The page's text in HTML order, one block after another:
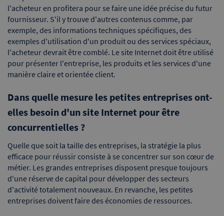
l'acheteur en profitera pour se faire une idée précise du futur
fournisseur. S'il y trouve d'autres contenus comme, par
exemple, des informations techniques spécifiques, des
exemples d'utilisation d'un produit ou des services spéciaux,
l'acheteur devrait être comblé. Le site Internet doit être utilisé
pour présenter l'entreprise, les produits et les services d'une
manière claire et orientée client.
Dans quelle mesure les petites entreprises ont-
elles besoin d'un site Internet pour être
concurrentielles ?
Quelle que soit la taille des entreprises, la stratégie la plus
efficace pour réussir consiste à se concentrer sur son cœur de
métier. Les grandes entreprises disposent presque toujours
d'une réserve de capital pour développer des secteurs
d'activité totalement nouveaux. En revanche, les petites
entreprises doivent faire des économies de ressources.